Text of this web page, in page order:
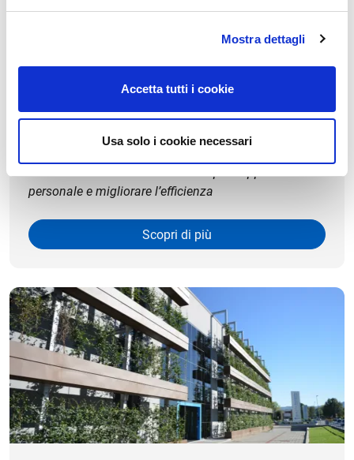
Mostra dettagli
Accetta tutti i cookie
Usa solo i cookie necessari
ZCS Amico, nuovi co-robot per il
Foodservice
personale e migliorare l’efficienza
Scopri di più